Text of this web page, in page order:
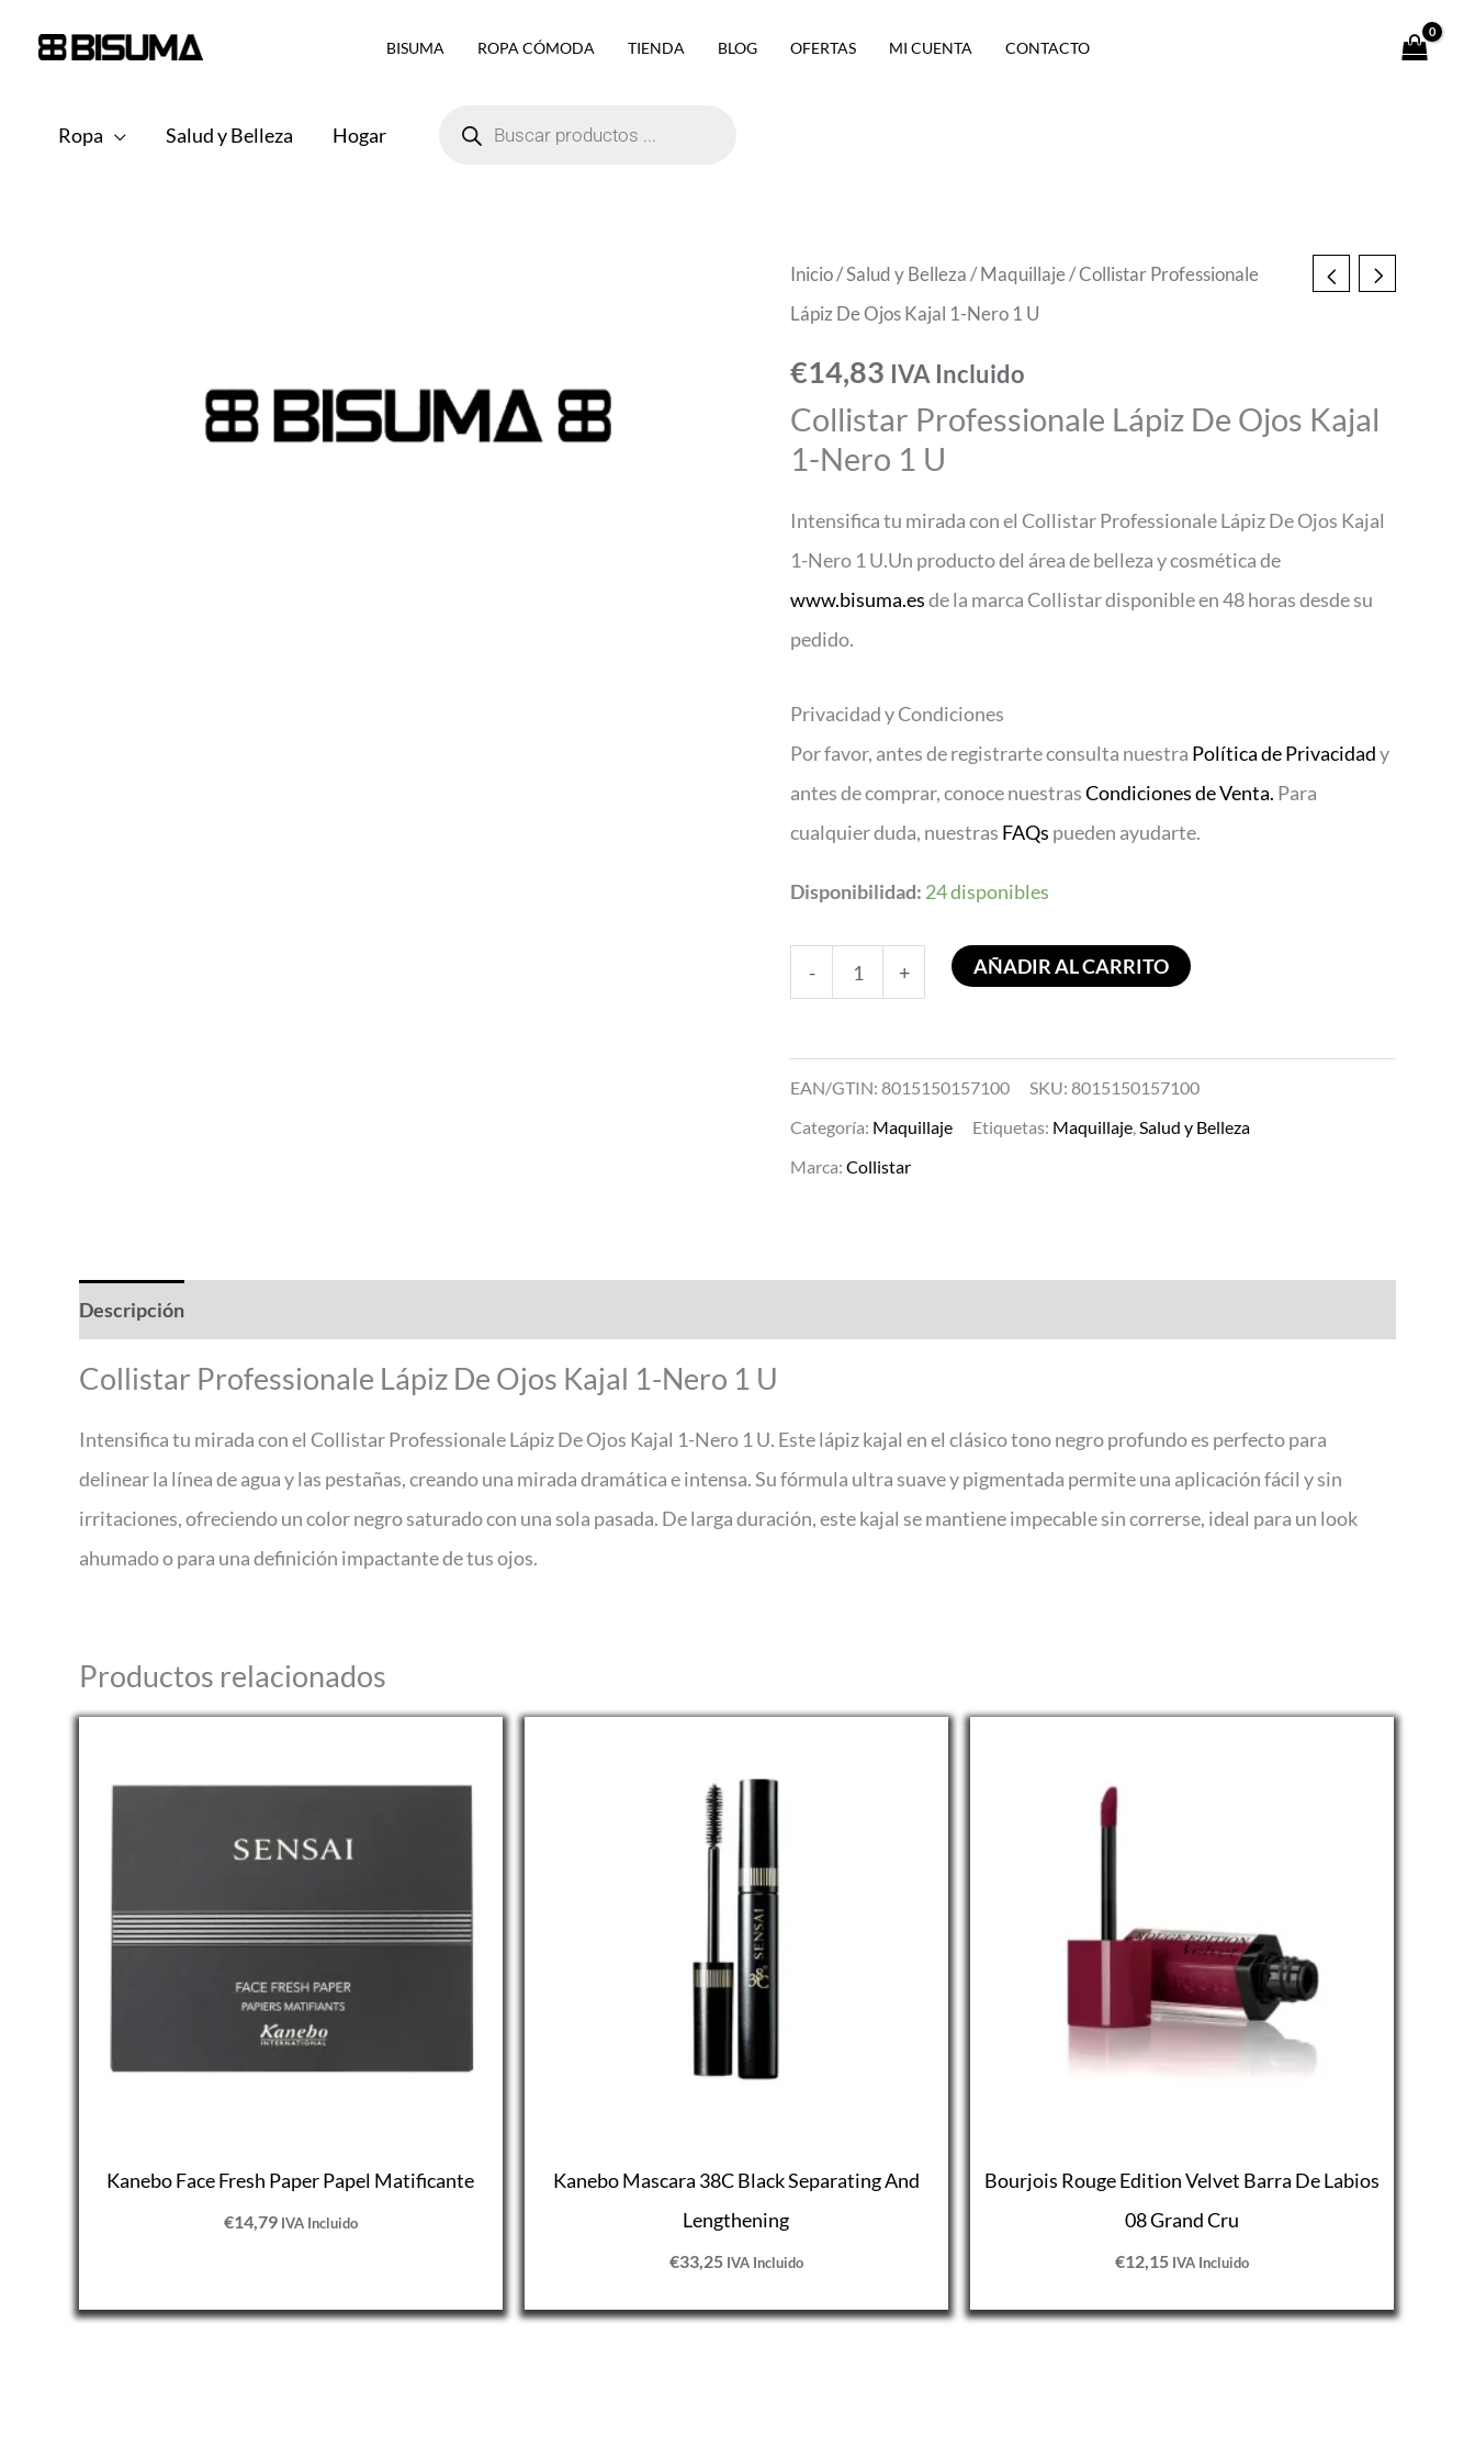
BISUMA ROPA CÓMODA TIENDA BLOG OFERTAS MI CUENTA CONTACTO
Ropa Salud y Belleza Hogar
productos
Inicio/Salud y Belleza / Maquillaje/ Collistar Professionale
Lápiz De Ojos Kajal 1-Nero 1 U
€14,83 IVA Incluido
Collistar Professionale Lápiz De Ojos Kajal
1-Nero 1 U
Intensifica tu mirada con el Collistar Professionale Lápiz De Ojos Kajal
1-Nero 1 U.Un producto del área de belleza y cosmética de
www.bisuma.esde la marca Collistar disponible en 48 horas desde su
pedido.
Privacidad y Condiciones
Por favor, antes de registrarte consulta nuestra Política de Privacidady
antes de comprar, conoce nuestrasCondiciones de Venta. Para
cualquier duda, nuestras FAQs pueden ayudarte.
Disponibilidad: 24 disponibles
-
Collistar
Professionale
Ojos
Kajal
1-
Nero
+ AÑADIR AL CARRITO
EAN/GTIN: 8015150157100 SKU: 8015150157100
Categoría: Maquillaje Etiquetas: Maquillaje,Salud y Belleza
Marca: Collistar
Descripción
Collistar Professionale Lápiz De Ojos Kajal 1-Nero 1 U
Intensifica tu mirada con el Collistar Professionale Lápiz De Ojos Kajal 1-Nero 1 U. Este lápiz kajal en el clásico tono negro profundo es perfecto para
delinear la línea de agua y las pestañas, creando una mirada dramática e intensa. Su fórmula ultra suave y pigmentada permite una aplicación fácil y sin
irritaciones, ofreciendo un color negro saturado con una sola pasada. De larga duración, este kajal se mantiene impecable sin correrse, ideal para un look
ahumado o para una definición impactante de tus ojos.
Productos relacionados
Kanebo Face Fresh Paper Papel Matificante
€14,79 IVA Incluido
Kanebo Mascara 38C Black Separating And
Lengthening
€33,25 IVA Incluido
Bourjois Rouge Edition Velvet Barra De Labios
08 Grand Cru
€12,15 IVA Incluido